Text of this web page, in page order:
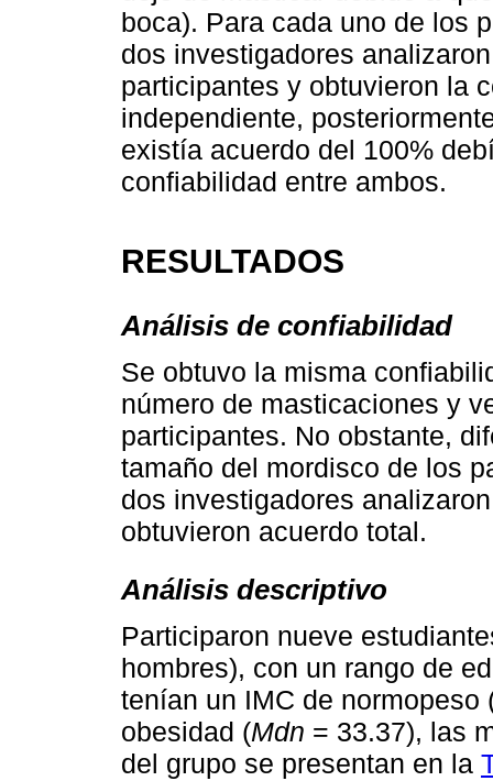
boca). Para cada uno de los
dos investigadores
participantes y obtuvieron la
independiente,
existía acuerdo del 100%
confiabilidad entre ambos.
RESULTADOS
Análisis de confiabilidad
Se obtuvo la misma
número de masticaciones y
participantes. No obstante,
tamaño del mordisco de los
dos investigadores
obtuvieron acuerdo total.
Análisis descriptivo
Participaron nueve
hombres), con un rango de
tenían un IMC de normopeso
obesidad (Mdn = 33.37), las
del grupo se presentan en la